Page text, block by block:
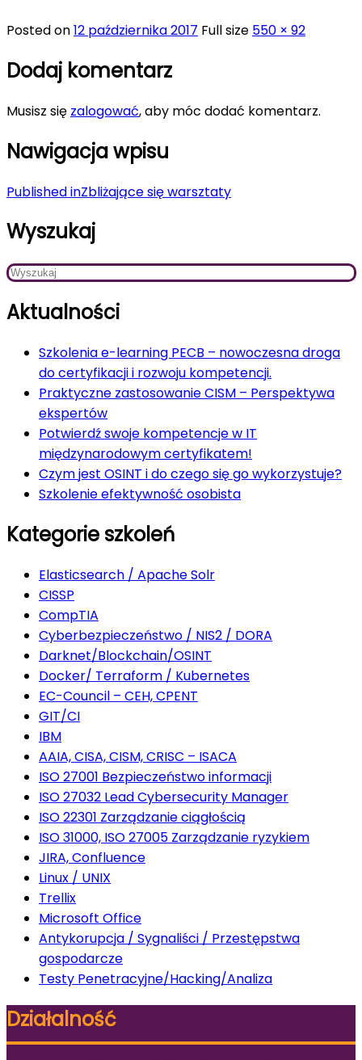
Posted on12 października 2017 Full size 550 × 92
Dodaj komentarz
Musisz się zalogować, aby móc dodać komentarz.
Nawigacja wpisu
Published inZbliżające się warsztaty
Wyszukaj
Aktualności
Szkolenia e-learning PECB – nowoczesna droga
do certyfikacji i rozwoju kompetencji.
Praktyczne zastosowanie CISM – Perspektywa
ekspertów
Potwierdź swoje kompetencje w IT
międzynarodowym certyfikatem!
Czym jest OSINT i do czego się go wykorzystuje?
Szkolenie efektywność osobista
Kategorie szkoleń
Elasticsearch / Apache Solr
CISSP
CompTIA
Cyberbezpieczeństwo / NIS2 / DORA
Darknet/Blockchain/OSINT
Docker/ Terraform / Kubernetes
EC-Council – CEH, CPENT
GIT/CI
IBM
AAIA, CISA, CISM, CRISC – ISACA
ISO 27001 Bezpieczeństwo informacji
ISO 27032 Lead Cybersecurity Manager
ISO 22301 Zarządzanie ciągłością
ISO 31000, ISO 27005 Zarządzanie ryzykiem
JIRA, Confluence
Linux / UNIX
Trellix
Microsoft Office
Antykorupcja / Sygnaliści / Przestępstwa
gospodarcze
Testy Penetracyjne/Hacking/Analiza
Działalność